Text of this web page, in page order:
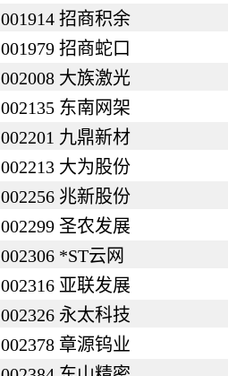
001914 招商积余
001979 招商蛇口
002008 大族激光
002135 东南网架
002201 九鼎新材
002213 大为股份
002256 兆新股份
002299 圣农发展
002306 *ST云网
002316 亚联发展
002326 永太科技
002378 章源钨业